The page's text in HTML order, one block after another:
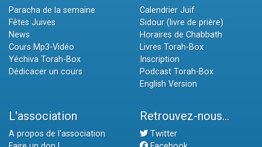
Paracha de la semaine
Fêtes Juives
News
Cours Mp3-Vidéo
Yéchiva Torah-Box
Dédicacer un cours
Calendrier Juif
Sidour (livre de prière)
Horaires de Chabbath
Livres Torah-Box
Inscription
Podcast Torah-Box
English Version
L'association
A propos de l'association
Retrouvez-nous...
Twitter